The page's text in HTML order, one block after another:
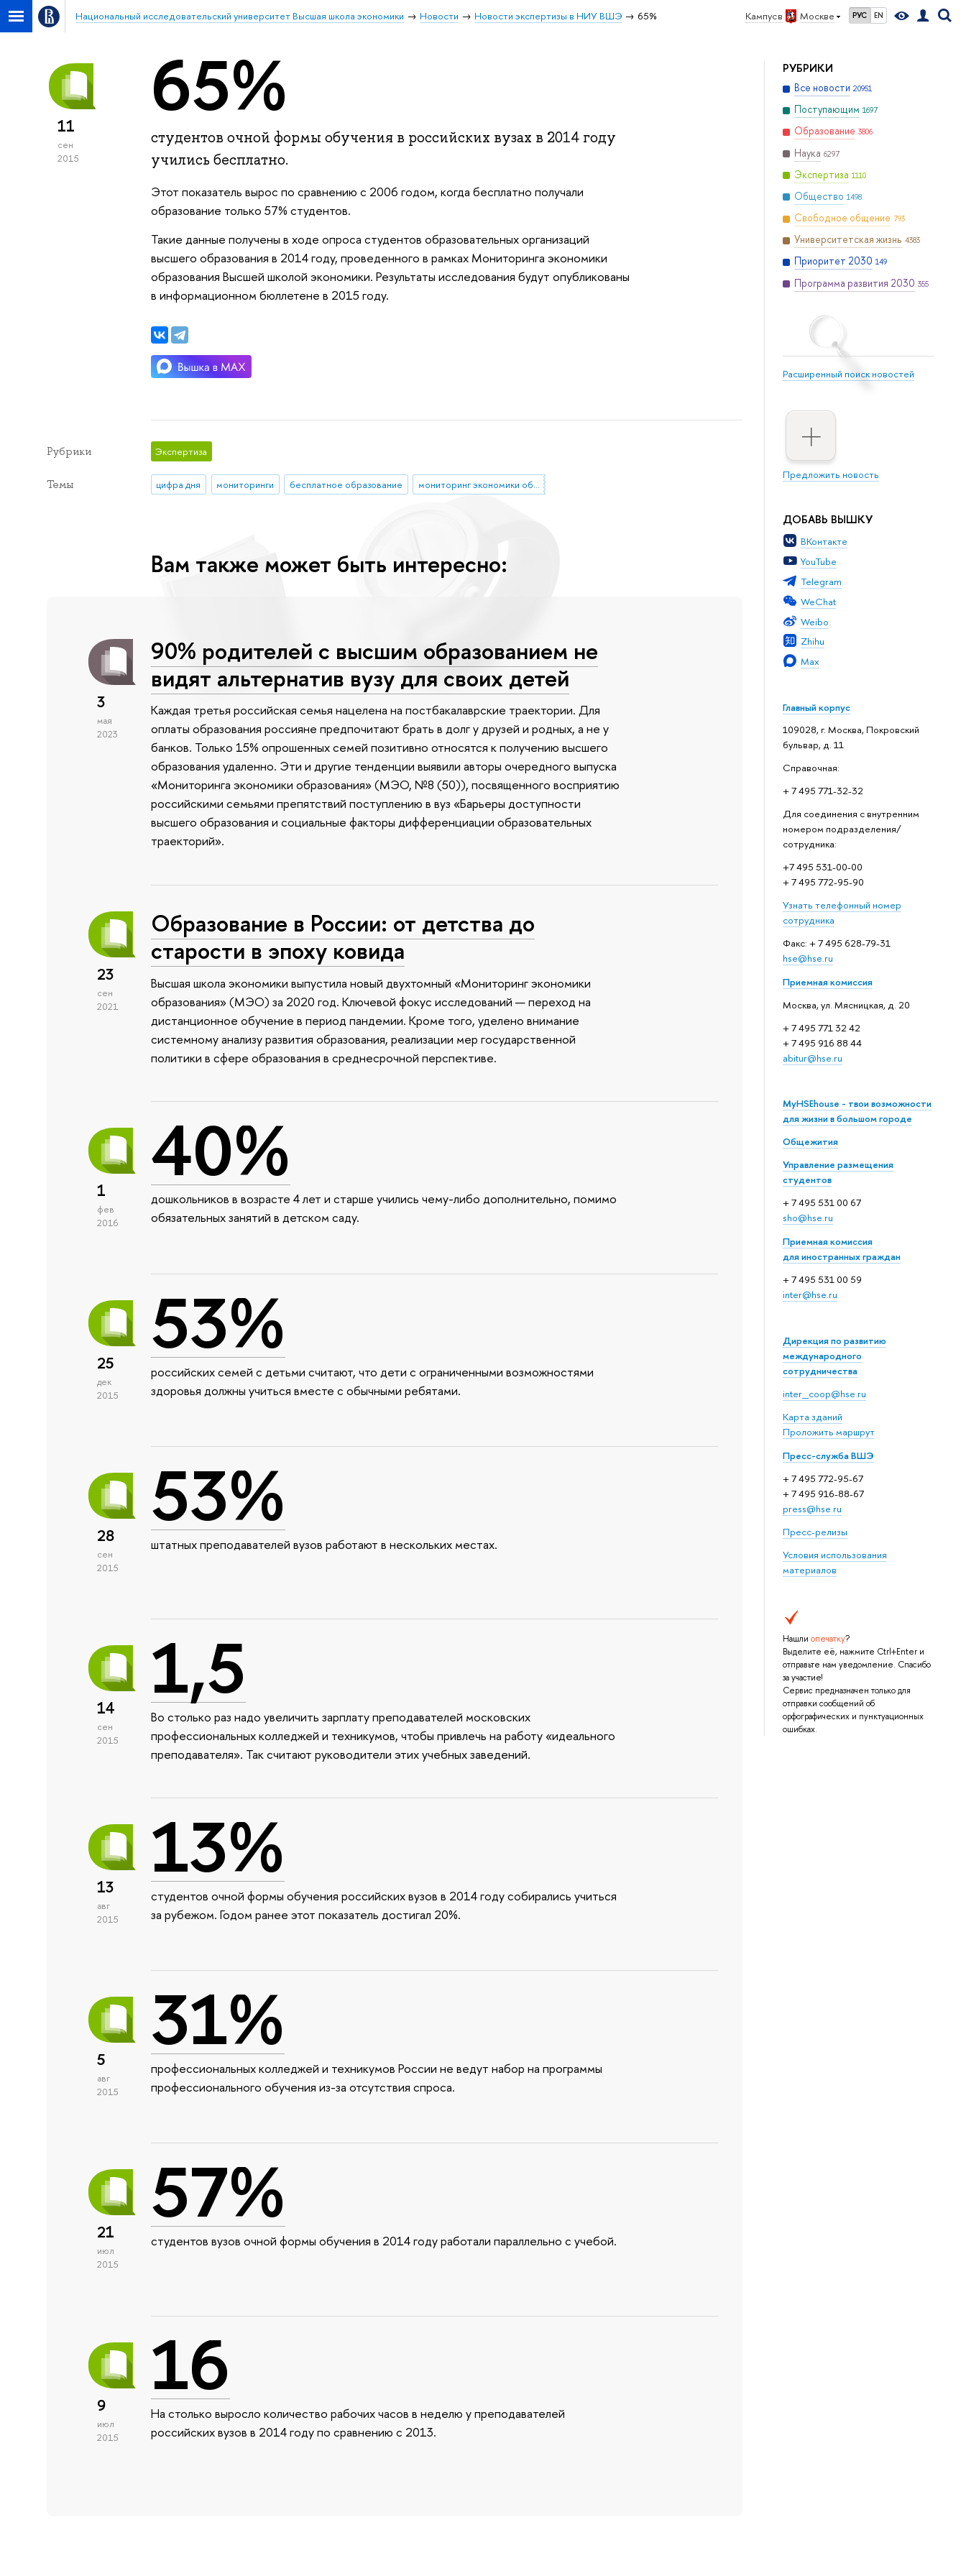
Кампус в Москве РУС EN
Национальный исследовательский университет Высшая школа экономики Новости Новости экспертизы в НИУ ВШЭ 65%
РУБРИКИ
Все новости 20951
Поступающим 1697
Образование 3806
Наука 6297
Экспертиза 1110
Общество 1498
Свободное общение 793
Университетская жизнь 4383
Приоритет 2030 149
Программа развития 2030 355
Расширенный поиск новостей
Предложить новость
ДОБАВЬ ВЫШКУ
ВКонтакте
YouTube
Telegram
WeChat
Weibo
Zhihu
Max
Главный корпус
109028, г. Москва, Покровский
бульвар, д. 11
Справочная:
+ 7 495 771-32-32
Для соединения с внутренним
номером подразделения/
сотрудника:
+7 495 531-00-00
+ 7 495 772-95-90
Узнать телефонный номер
сотрудника
Факс: + 7 495 628-79-31
hse@hse.ru
Приемная комиссия
Москва, ул. Мясницкая, д. 20
+ 7 495 771 32 42
+ 7 495 916 88 44
abitur@hse.ru
MyHSEhouse - твои возможности
для жизни в большом городе
Общежития
Управление размещения
студентов
+ 7 495 531 00 67
sho@hse.ru
Приемная комиссия
для иностранных граждан
+ 7 495 531 00 59
inter@hse.ru
Дирекция по развитию
международного
сотрудничества
inter_coop@hse.ru
Карта зданий
Проложить маршрут
Пресс-служба ВШЭ
+ 7 495 772-95-67
+ 7 495 916-88-67
press@hse.ru
Пресс-релизы
Условия использования
материалов
Нашли опечатку?
Выделите её, нажмите Ctrl+Enter и
отправьте нам уведомление. Спасибо
за участие!
Сервис предназначен только для
отправки сообщений об
орфографических и пунктуационных
ошибках.
11
сен
2015
65%
студентов очной формы обучения в российских вузах в 2014 году
учились бесплатно.
Этот показатель вырос по сравнению с 2006 годом, когда бесплатно получали
образование только 57% студентов.
Такие данные получены в ходе опроса студентов образовательных организаций
высшего образования в 2014 году, проведенного в рамках Мониторинга экономики
образования Высшей школой экономики. Результаты исследования будут опубликованы
в информационном бюллетене в 2015 году.
Рубрики Экспертиза
Темы цифра дня мониторинги бесплатное образование мониторинг экономики образования
Вам также может быть интересно:
3
мая
2023
90% родителей с высшим образованием не
видят альтернатив вузу для своих детей
Каждая третья российская семья нацелена на постбакалаврские траектории. Для
оплаты образования россияне предпочитают брать в долг у друзей и родных, а не у
банков. Только 15% опрошенных семей позитивно относятся к получению высшего
образования удаленно. Эти и другие тенденции выявили авторы очередного выпуска
«Мониторинга экономики образования» (МЭО, №8 (50)), посвященного восприятию
российскими семьями препятствий поступлению в вуз «Барьеры доступности
высшего образования и социальные факторы дифференциации образовательных
траекторий».
23
сен
2021
Образование в России: от детства до
старости в эпоху ковида
Высшая школа экономики выпустила новый двухтомный «Мониторинг экономики
образования» (МЭО) за 2020 год. Ключевой фокус исследований — переход на
дистанционное обучение в период пандемии. Кроме того, уделено внимание
системному анализу развития образования, реализации мер государственной
политики в сфере образования в среднесрочной перспективе.
1
фев
2016
40%
дошкольников в возрасте 4 лет и старше учились чему-либо дополнительно, помимо
обязательных занятий в детском саду.
25
дек
2015
53%
российских семей с детьми считают, что дети с ограниченными возможностями
здоровья должны учиться вместе с обычными ребятами.
28
сен
2015
53%
штатных преподавателей вузов работают в нескольких местах.
14
сен
2015
1,5
Во столько раз надо увеличить зарплату преподавателей московских
профессиональных колледжей и техникумов, чтобы привлечь на работу «идеального
преподавателя». Так считают руководители этих учебных заведений.
13
авг
2015
13%
студентов очной формы обучения российских вузов в 2014 году собирались учиться
за рубежом. Годом ранее этот показатель достигал 20%.
5
авг
2015
31%
профессиональных колледжей и техникумов России не ведут набор на программы
профессионального обучения из-за отсутствия спроса.
21
июл
2015
57%
студентов вузов очной формы обучения в 2014 году работали параллельно с учебой.
9
июл
2015
16
На столько выросло количество рабочих часов в неделю у преподавателей
российских вузов в 2014 году по сравнению с 2013.